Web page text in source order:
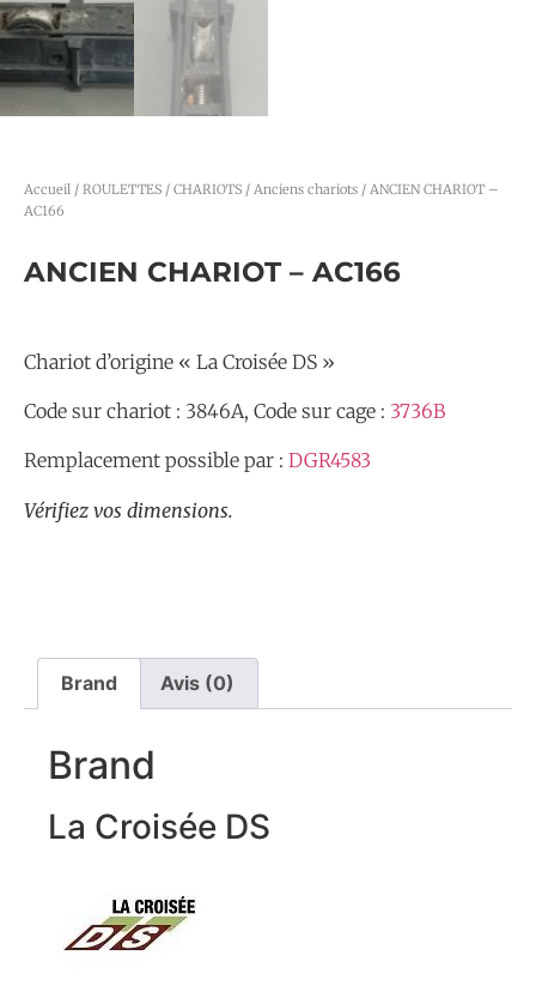
Accueil / ROULETTES / CHARIOTS / Anciens chariots / ANCIEN CHARIOT –
AC166
ANCIEN CHARIOT – AC166
Chariot d’origine « La Croisée DS »
Code sur chariot : 3846A, Code sur cage : 3736B
Remplacement possible par : DGR4583
Vérifiez vos dimensions.
Brand Avis (0)
Brand
La Croisée DS